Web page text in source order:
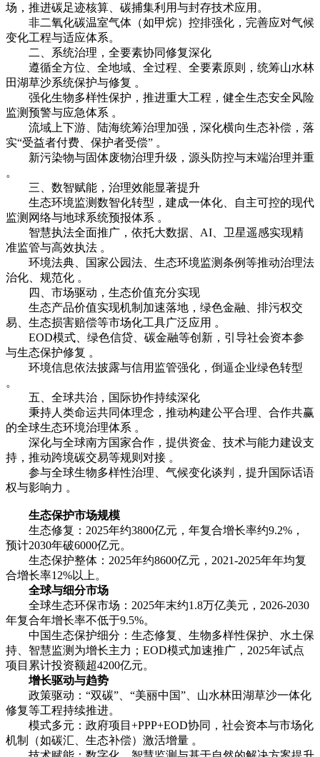
场，推进碳足迹核算、碳捕集利用与封存技术应用。
非二氧化碳温室气体（如甲烷）控排强化，完善应对气候
变化工程与适应体系。
二、系统治理，全要素协同修复深化
遵循全方位、全地域、全过程、全要素原则，统筹山水林
田湖草沙系统保护与修复 。
强化生物多样性保护，推进重大工程，健全生态安全风险
监测预警与应急体系 。
流域上下游、陆海统筹治理加强，深化横向生态补偿，落
实“受益者付费、保护者受偿” 。
新污染物与固体废物治理升级，源头防控与末端治理并重
。
三、数智赋能，治理效能显著提升
生态环境监测数智化转型，建成一体化、自主可控的现代
监测网络与地球系统预报体系 。
智慧执法全面推广，依托大数据、AI、卫星遥感实现精
准监管与高效执法 。
环境法典、国家公园法、生态环境监测条例等推动治理法
治化、规范化 。
四、市场驱动，生态价值充分实现
生态产品价值实现机制加速落地，绿色金融、排污权交
易、生态损害赔偿等市场化工具广泛应用 。
EOD模式、绿色信贷、碳金融等创新，引导社会资本参
与生态保护修复 。
环境信息依法披露与信用监管强化，倒逼企业绿色转型
。
五、全球共治，国际协作持续深化
秉持人类命运共同体理念，推动构建公平合理、合作共赢
的全球生态环境治理体系 。
深化与全球南方国家合作，提供资金、技术与能力建设支
持，推动跨境碳交易等规则对接 。
参与全球生物多样性治理、气候变化谈判，提升国际话语
权与影响力 。
生态保护市场规模
生态修复：2025年约3800亿元，年复合增长率约9.2%，
预计2030年破6000亿元。
生态保护整体：2025年约8600亿元，2021-2025年年均复
合增长率12%以上。
全球与细分市场
全球生态环保市场：2025年末约1.8万亿美元，2026-2030
年复合年增长率不低于9.5%。
中国生态保护细分：生态修复、生物多样性保护、水土保
持、智慧监测为增长主力；EOD模式加速推广，2025年试点
项目累计投资额超4200亿元。
增长驱动与趋势
政策驱动：“双碳”、“美丽中国”、山水林田湖草沙一体化
修复等工程持续推进。
模式多元：政府项目+PPP+EOD协同，社会资本与市场化
机制（如碳汇、生态补偿）激活增量 。